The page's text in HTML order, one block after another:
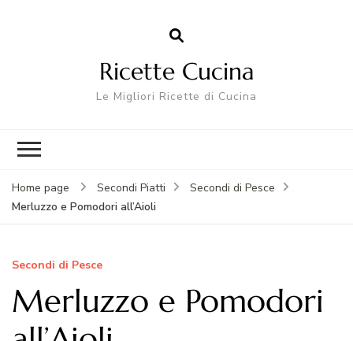
Ricette Cucina
Le Migliori Ricette di Cucina
Home page Secondi Piatti
Secondi di Pesce
Merluzzo e Pomodori all’Aioli
Secondi di Pesce
Merluzzo e Pomodori